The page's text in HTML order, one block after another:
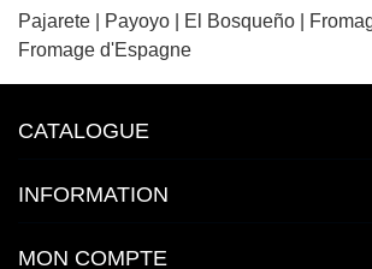
Pajarete | Payoyo | El Bosqueño |
Fromage d'Espagne
CATALOGUE
INFORMATION
MON COMPTE